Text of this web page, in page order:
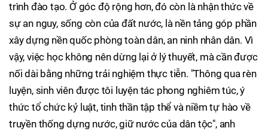
trình đào tạo. Ở góc độ rộng hơn, đó còn là nhận thức về
sự an nguy, sống còn của đất nước, là nền tảng góp phần
xây dựng nền quốc phòng toàn dân, an ninh nhân dân. Vì
vậy, việc học không nên dừng lại ở lý thuyết, mà cần được
nối dài bằng những trải nghiệm thực tiễn. "Thông qua rèn
luyện, sinh viên được tôi luyện tác phong nghiêm túc, ý
thức tổ chức kỷ luật, tinh thần tập thể và niềm tự hào về
truyền thống dựng nước, giữ nước của dân tộc", anh